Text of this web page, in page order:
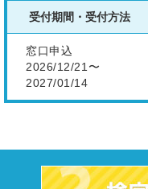
受付期間・受付方法
窓口申込
2026/12/21〜
2027/01/14